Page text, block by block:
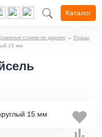
Каталог
станки по дереву → Резцы
15 мм